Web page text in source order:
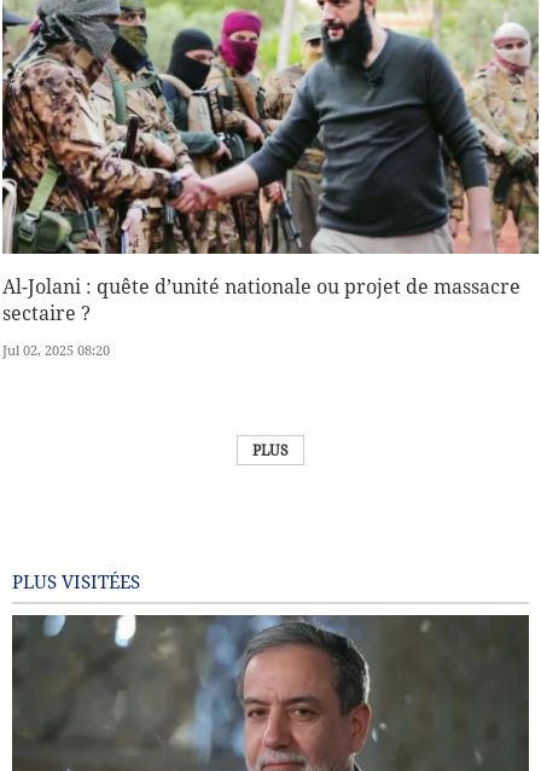
Al-Jolani : quête d’unité nationale ou projet de massacre
sectaire ?
Jul 02, 2025 08:20
PLUS
PLUS VISITÉES